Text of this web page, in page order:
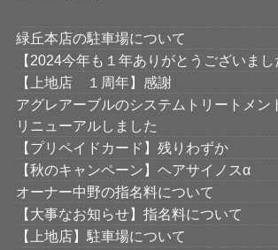
緑丘本店の駐車場について
【2024今年も１年ありがとうございまし
【上地店 １周年】感謝
アグレアーブルのシステムトリートメン
リニューアルしました
【プリペイドカード】残りわずか
【秋のキャンペーン】ヘアサイノスα
オーナー中野の指名料について
【大事なお知らせ】指名料について
【上地店】駐車場について